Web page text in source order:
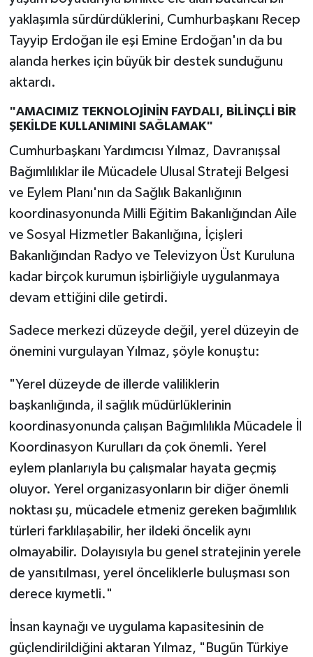
yaklaşımla sürdürdüklerini, Cumhurbaşkanı Recep
Tayyip Erdoğan ile eşi Emine Erdoğan'ın da bu
alanda herkes için büyük bir destek sunduğunu
aktardı.
"AMACIMIZ TEKNOLOJİNİN FAYDALI, BİLİNÇLİ BİR
ŞEKİLDE KULLANIMINI SAĞLAMAK"
Cumhurbaşkanı Yardımcısı Yılmaz, Davranışsal
Bağımlılıklar ile Mücadele Ulusal Strateji Belgesi
ve Eylem Planı'nın da Sağlık Bakanlığının
koordinasyonunda Milli Eğitim Bakanlığından Aile
ve Sosyal Hizmetler Bakanlığına, İçişleri
Bakanlığından Radyo ve Televizyon Üst Kuruluna
kadar birçok kurumun işbirliğiyle uygulanmaya
devam ettiğini dile getirdi.
Sadece merkezi düzeyde değil, yerel düzeyin de
önemini vurgulayan Yılmaz, şöyle konuştu:
"Yerel düzeyde de illerde valiliklerin
başkanlığında, il sağlık müdürlüklerinin
koordinasyonunda çalışan Bağımlılıkla Mücadele İl
Koordinasyon Kurulları da çok önemli. Yerel
eylem planlarıyla bu çalışmalar hayata geçmiş
oluyor. Yerel organizasyonların bir diğer önemli
noktası şu, mücadele etmeniz gereken bağımlılık
türleri farklılaşabilir, her ildeki öncelik aynı
olmayabilir. Dolayısıyla bu genel stratejinin yerele
de yansıtılması, yerel önceliklerle buluşması son
derece kıymetli."
İnsan kaynağı ve uygulama kapasitesinin de
güçlendirildiğini aktaran Yılmaz, "Bugün Türkiye